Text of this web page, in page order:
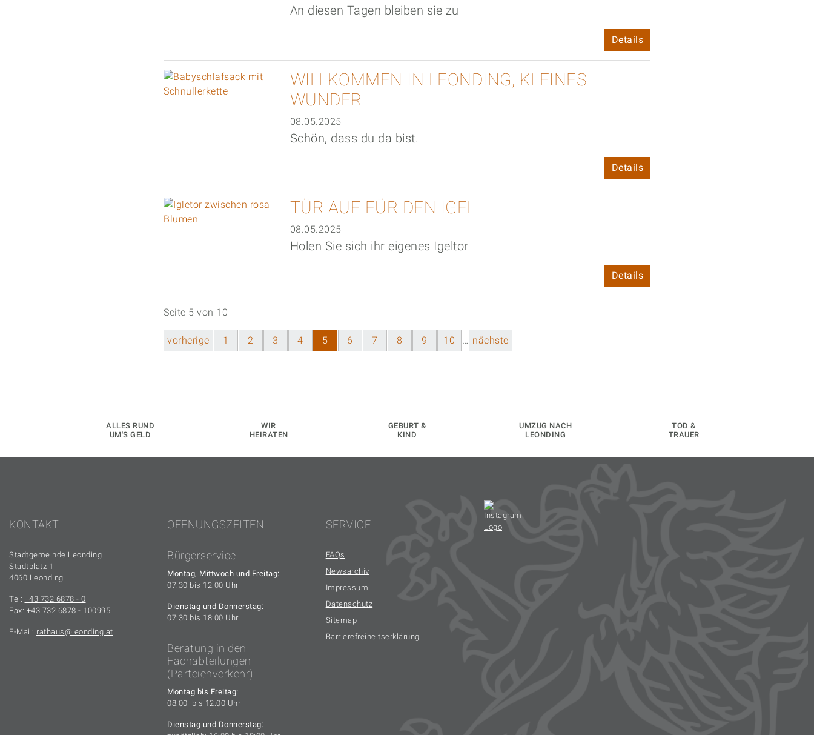
An diesen Tagen bleiben sie zu
Details
WILLKOMMEN IN LEONDING, KLEINES
WUNDER
08.05.2025
Schön, dass du da bist.
Details
TÜR AUF FÜR DEN IGEL
08.05.2025
Holen Sie sich ihr eigenes Igeltor
Details
Seite 5 von 10
vorherige 1 2 3 4 5 6 7 8 9 10 … nächste
ALLES RUND
UM'S GELD
WIR
HEIRATEN
GEBURT &
KIND
UMZUG NACH
LEONDING
TOD &
TRAUER
KONTAKT
Stadtgemeinde Leonding
Stadtplatz 1
4060 Leonding
Tel: +43 732 6878 - 0
Fax: +43 732 6878 - 100995
E-Mail: rathaus leonding.at
ÖFFNUNGSZEITEN
Bürgerservice
Montag, Mittwoch und Freitag:
07:30 bis 12:00 Uhr
Dienstag und Donnerstag:
07:30 bis 18:00 Uhr
Beratung in den
Fachabteilungen
(Parteienverkehr):
Montag bis Freitag:
08:00 bis 12:00 Uhr
Dienstag und Donnerstag:
SERVICE
FAQs
Newsarchiv
Impressum
Datenschutz
Sitemap
Barrierefreiheitserklärung